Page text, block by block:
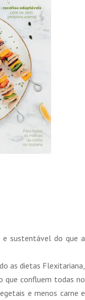
e sustentável do que a
as dietas Flexitariana,
que confluem todas no
e menos carne e